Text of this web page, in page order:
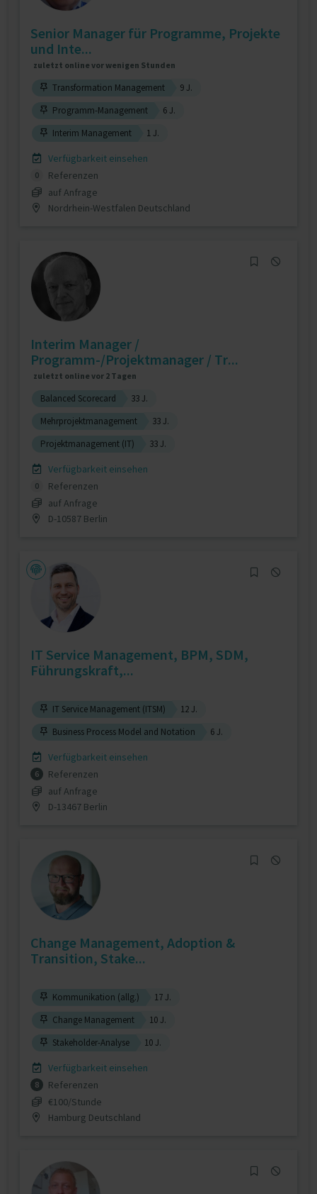
Senior Manager für Programme, Projekte
und Inte...
zuletzt online vor wenigen Stunden
Transformation Management
9 J.
Programm-Management
6 J.
Interim Management
1 J.
Verfügbarkeit einsehen
0
Referenzen
auf Anfrage
Nordrhein-Westfalen Deutschland
Interim Manager /
Programm-/Projektmanager / Tr...
zuletzt online vor 2 Tagen
Balanced Scorecard
33 J.
Mehrprojektmanagement
33 J.
Projektmanagement (IT)
33 J.
Verfügbarkeit einsehen
0
Referenzen
auf Anfrage
D-10587 Berlin
IT Service Management, BPM, SDM,
Führungskraft,...
IT Service Management (ITSM)
12 J.
Business Process Model and Notation
6 J.
Verfügbarkeit einsehen
6
Referenzen
auf Anfrage
D-13467 Berlin
Change Management, Adoption &
Transition, Stake...
Kommunikation (allg.)
17 J.
Change Management
10 J.
Stakeholder-Analyse
10 J.
Verfügbarkeit einsehen
8
Referenzen
€100/Stunde
Hamburg Deutschland